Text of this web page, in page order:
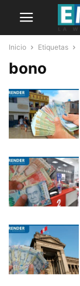
Inicio Etiquetas
bono